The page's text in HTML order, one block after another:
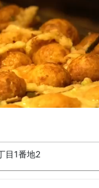
目1番地2